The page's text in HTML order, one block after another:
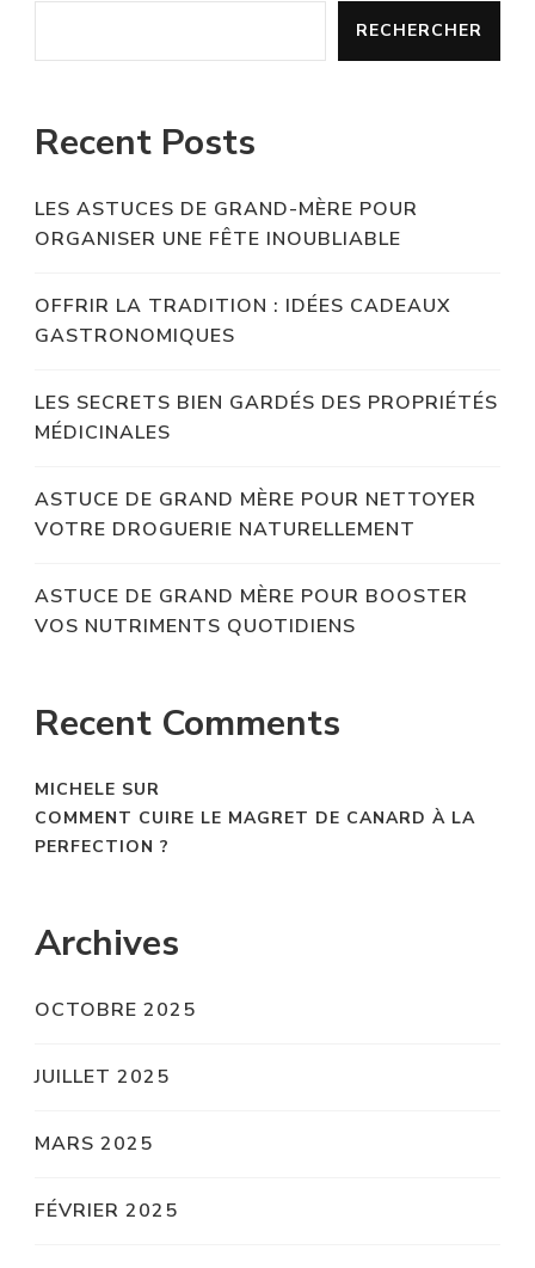
RECHERCHER
Recent Posts
LES ASTUCES DE GRAND-MÈRE POUR
ORGANISER UNE FÊTE INOUBLIABLE
OFFRIR LA TRADITION : IDÉES CADEAUX
GASTRONOMIQUES
LES SECRETS BIEN GARDÉS DES PROPRIÉTÉS
MÉDICINALES
ASTUCE DE GRAND MÈRE POUR NETTOYER
VOTRE DROGUERIE NATURELLEMENT
ASTUCE DE GRAND MÈRE POUR BOOSTER
VOS NUTRIMENTS QUOTIDIENS
Recent Comments
MICHELE SUR
COMMENT CUIRE LE MAGRET DE CANARD À LA
PERFECTION ?
Archives
OCTOBRE 2025
JUILLET 2025
MARS 2025
FÉVRIER 2025